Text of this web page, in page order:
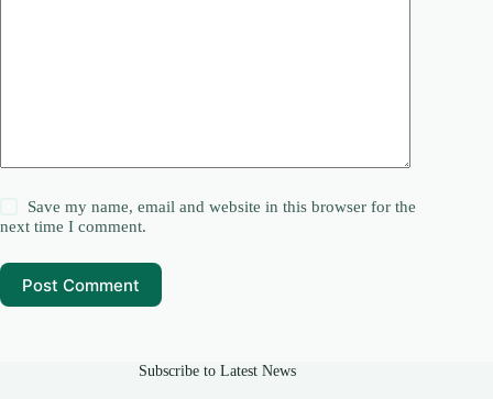
Save my name, email and website in this browser for the
next time I comment.
Post Comment
Subscribe to Latest News